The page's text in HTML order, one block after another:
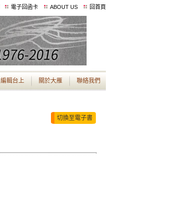
電子回函卡 ABOUT US 回首頁
編輯台上 關於大雁 聯絡我們
切換至電子書